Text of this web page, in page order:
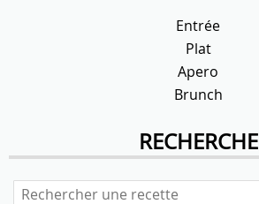
Entrée
Plat
Apero
Brunch
RECHERCHE